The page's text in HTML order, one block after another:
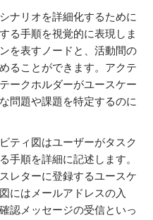
ナリオを詳細化するために
る手順を視覚的に表現しま
を表すノードと、活動間の
ることができます。アクテ
ークホルダーがユースケー
問題や課題を特定するのに
ティ図はユーザーがタスク
手順を詳細に記述します。
レターに登録するユースケ
にはメールアドレスの入
認メッセージの受信といっ